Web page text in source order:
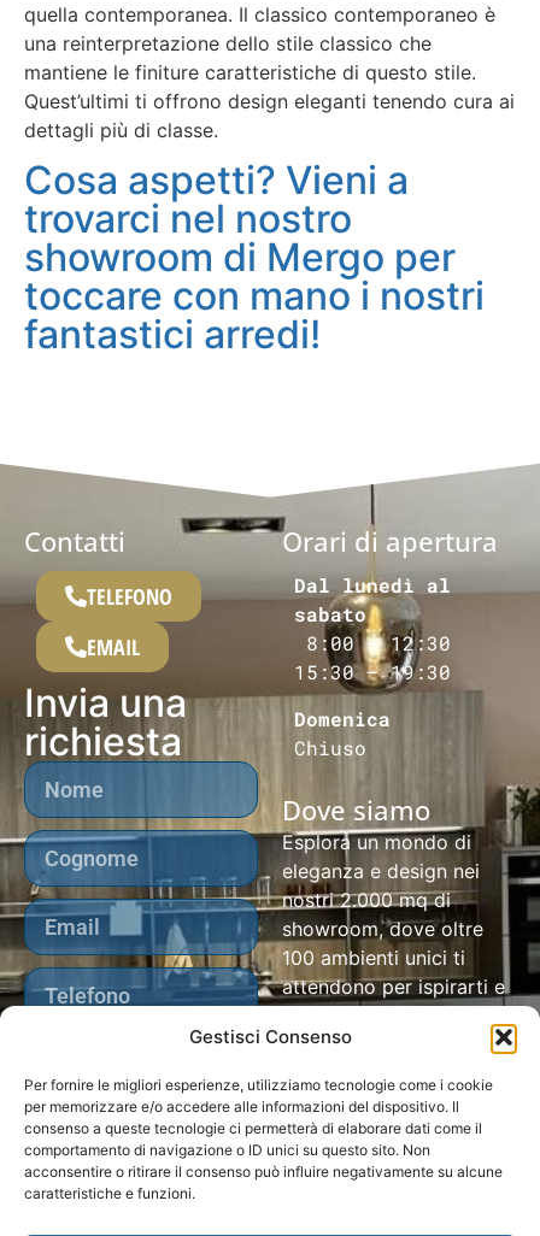
Gestisci Consenso
Per fornire le migliori esperienze, utilizziamo tecnologie come i cookie
per memorizzare e/o accedere alle informazioni del dispositivo. Il
consenso a queste tecnologie ci permetterà di elaborare dati come il
comportamento di navigazione o ID unici su questo sito. Non
acconsentire o ritirare il consenso può influire negativamente su alcune
caratteristiche e funzioni.
quella contemporanea. Il classico contemporaneo è
una reinterpretazione dello stile classico che
mantiene le finiture caratteristiche di questo stile.
Quest’ultimi ti offrono design eleganti tenendo cura ai
dettagli più di classe.
Cosa aspetti? Vieni a
trovarci nel nostro
showroom di Mergo per
toccare con mano i nostri
fantastici arredi!
Contatti
TELEFONO
EMAIL
Invia una
richiesta
Orari di apertura
Dal lunedì al
sabato
8:00 – 12:30
15:30 – 19:30
Domenica
Chiuso
Dove siamo
Esplora un mondo di
eleganza e design nei
nostri 2.000 mq di
showroom, dove oltre
100 ambienti unici ti
attendono per ispirarti e